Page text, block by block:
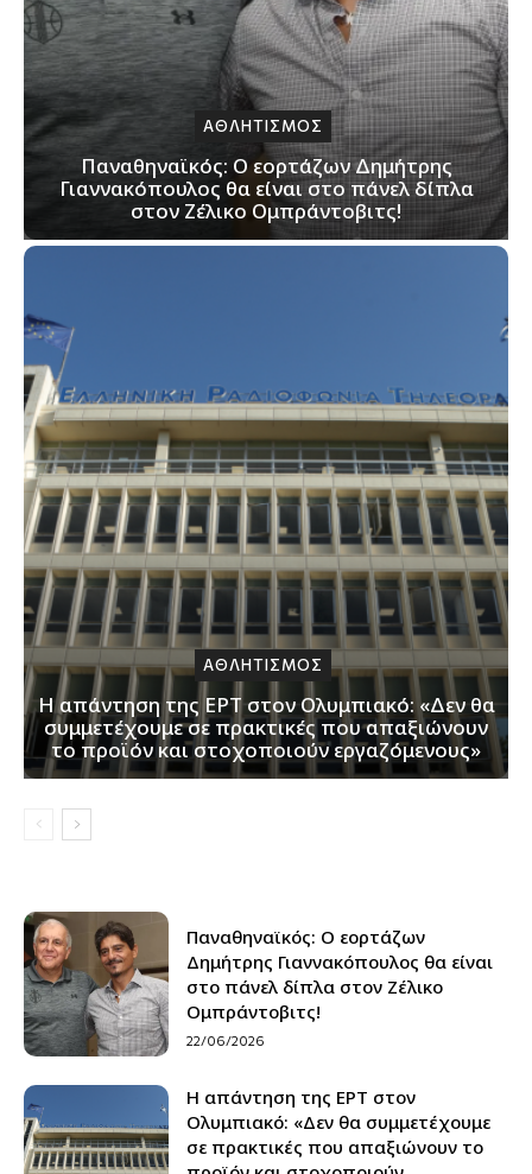
ΑΘΛΗΤΙΣΜΟΣ
Παναθηναϊκός: Ο εορτάζων Δημήτρης
Γιαννακόπουλος θα είναι στο πάνελ δίπλα
στον Ζέλικο Ομπράντοβιτς!
ΑΘΛΗΤΙΣΜΟΣ
Η απάντηση της ΕΡΤ στον Ολυμπιακό: «Δεν θα
συμμετέχουμε σε πρακτικές που απαξιώνουν
το προϊόν και στοχοποιούν εργαζόμενους»
Παναθηναϊκός: Ο εορτάζων
Δημήτρης Γιαννακόπουλος θα είναι
στο πάνελ δίπλα στον Ζέλικο
Ομπράντοβιτς!
22/06/2026
Η απάντηση της ΕΡΤ στον
Ολυμπιακό: «Δεν θα συμμετέχουμε
σε πρακτικές που απαξιώνουν το